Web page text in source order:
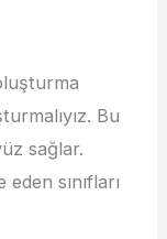
Bu
sağlar.
sınıfları